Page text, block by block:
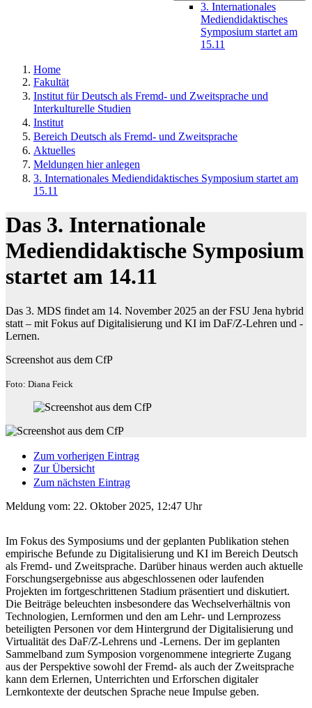
3. Internationales
Mediendidaktisches
Symposium startet am
15.11
Home
Fakultät
Institut für Deutsch als Fremd- und Zweitsprache und
Interkulturelle Studien
Institut
Bereich Deutsch als Fremd- und Zweitsprache
Aktuelles
Meldungen hier anlegen
3. Internationales Mediendidaktisches Symposium startet am
15.11
Das 3. Internationale
Mediendidaktische Symposium
startet am 14.11
Das 3. MDS findet am 14. November 2025 an der FSU Jena hybrid
statt – mit Fokus auf Digitalisierung und KI im DaF/Z-Lehren und -
Lernen.
Screenshot aus dem CfP
Foto: Diana Feick
Zum vorherigen Eintrag
Zur Übersicht
Zum nächsten Eintrag
Meldung vom: 22. Oktober 2025, 12:47 Uhr
Im Fokus des Symposiums und der geplanten Publikation stehen
empirische Befunde zu Digitalisierung und KI im Bereich Deutsch
als Fremd- und Zweitsprache. Darüber hinaus werden auch aktuelle
Forschungsergebnisse aus abgeschlossenen oder laufenden
Projekten im fortgeschrittenen Stadium präsentiert und diskutiert.
Die Beiträge beleuchten insbesondere das Wechselverhältnis von
Technologien, Lernformen und den am Lehr- und Lernprozess
beteiligten Personen vor dem Hintergrund der Digitalisierung und
Virtualität des DaF/Z-Lehrens und -Lernens. Der im geplanten
Sammelband zum Symposion vorgenommene integrierte Zugang
aus der Perspektive sowohl der Fremd- als auch der Zweitsprache
kann dem Erlernen, Unterrichten und Erforschen digitaler
Lernkontexte der deutschen Sprache neue Impulse geben.